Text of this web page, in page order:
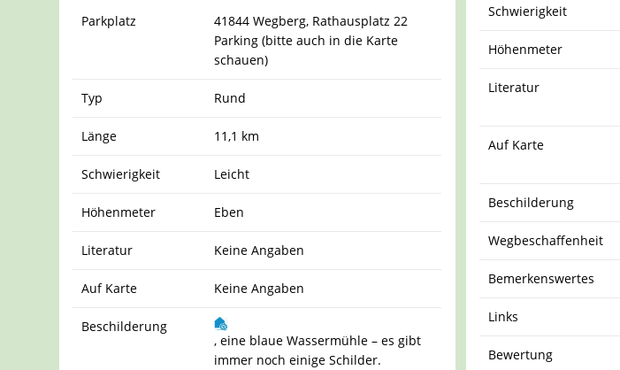
Parkplatz
41844 Wegberg, Rathausplatz 22
Parking (bitte auch in die Karte
schauen)
Typ Rund
Länge 11,1 km
Schwierigkeit Leicht
Höhenmeter Eben
Literatur Keine Angaben
Auf Karte Keine Angaben
Beschilderung
, eine blaue Wassermühle – es gibt
immer noch einige Schilder.
Schwierigkeit
Höhenmeter
Literatur
Auf Karte
Beschilderung
Wegbeschaffenheit
Bemerkenswertes
Links
Bewertung